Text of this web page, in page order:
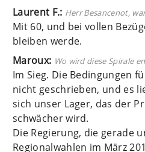
Laurent F.: Herr Besancenot,
Mit 60, und bei vollen
bleiben werde.
Maroux: Wo wird diese Spirale
Im Sieg. Die Bedingungen
nicht geschrieben, und es
sich unser Lager, das der
schwächer wird.
Die Regierung, die gerade
Regionalwahlen im März